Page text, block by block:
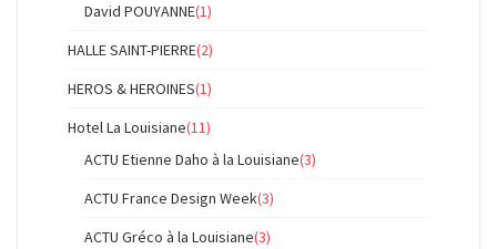
David POUYANNE(1)
HALLE SAINT-PIERRE(2)
HEROS & HEROINES(1)
Hotel La Louisiane(11)
ACTU Etienne Daho à la Louisiane(3)
ACTU France Design Week(3)
ACTU Gréco à la Louisiane(3)